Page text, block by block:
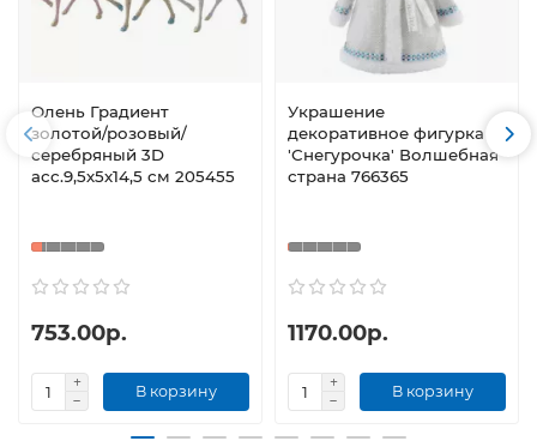
Олень Градиент
золотой/розовый/
серебряный 3D
асс.9,5х5х14,5 см 205455
753.00р.
В корзину
Украшение
декоративное фигурка
'Снегурочка' Волшебная
страна 766365
1170.00р.
В корзину